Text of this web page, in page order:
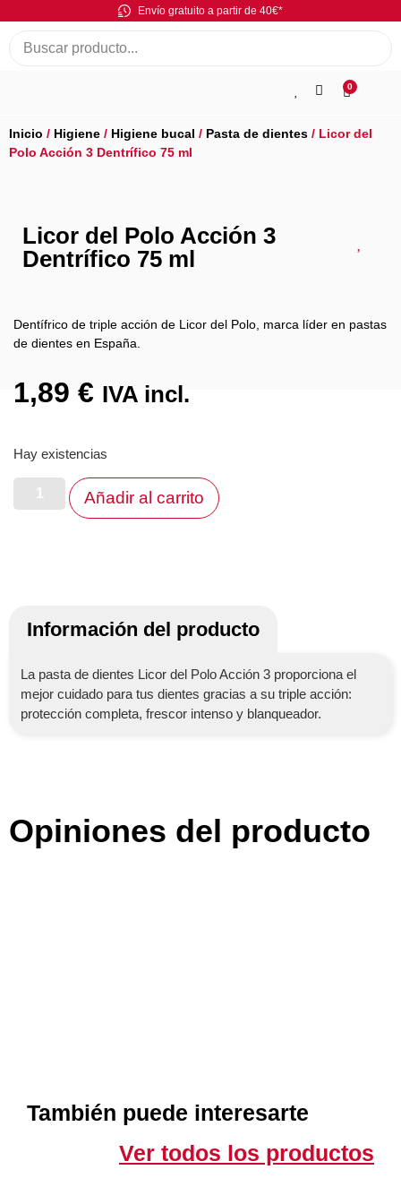
Envío gratuito a partir de 40€*
0
Inicio / Higiene / Higiene bucal / Pasta de dientes / Licor del
Polo Acción 3 Dentrífico 75 ml
Licor del Polo Acción 3
Dentrífico 75 ml
Dentífrico de triple acción de Licor del Polo, marca líder en pastas
de dientes en España.
1,89 € IVA incl.
Hay existencias
Añadir al carrito
Información del producto
La pasta de dientes Licor del Polo Acción 3 proporciona el
mejor cuidado para tus dientes gracias a su triple acción:
protección completa, frescor intenso y blanqueador.
Opiniones del producto
También puede interesarte
Ver todos los productos